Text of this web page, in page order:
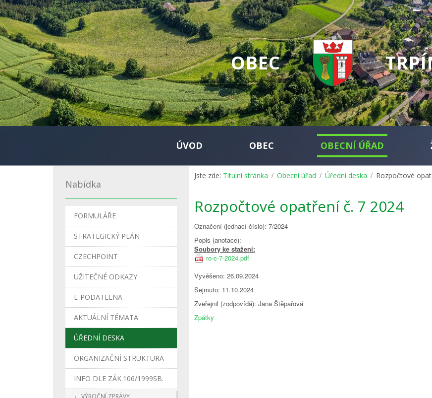
OBEC
ÚVOD OBEC OBECNÍ ÚŘAD
Nabídka
FORMULÁŘE
STRATEGICKÝ PLÁN
CZECHPOINT
UŽITEČNÉ ODKAZY
E-PODATELNA
AKTUÁLNÍ TÉMATA
ÚŘEDNÍ DESKA
ORGANIZAČNÍ STRUKTURA
INFO DLE ZÁK.106/1999SB.
VÝROČNÍ ZPRÁVY
Jste zde: Titulní stránka Obecní úřad Úřední deska Rozpočtové
Rozpočtové opatření č. 7 2024
Označení (jednací číslo): 7/2024
Popis (anotace):
Soubory ke stažení:
ro-c-7-2024.pdf
Vyvěšeno: 26.09.2024
Sejmuto: 11.10.2024
Zveřejnil (zodpovídá): Jana Štěpařová
Zpátky